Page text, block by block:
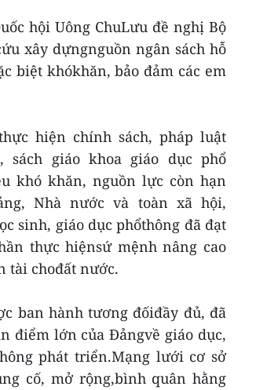
hội Uông ChuLưu đề nghị Bộ
xây dựngnguồn ngân sách hỗ
biệt khókhăn, bảo đảm các em
hiện chính sách, pháp luật
giáo khoa giáo dục phổ
khó khăn, nguồn lực còn hạn
Nhà nước và toàn xã hội,
sinh, giáo dục phổthông đã đạt
thực hiệnsứ mệnh nâng cao
tài chođất nước.
ban hành tương đốiđầy đủ, đã
điểm lớn của Đảngvề giáo dục,
phát triển.Mạng lưới cơ sở
cố, mở rộng,bình quân hằng